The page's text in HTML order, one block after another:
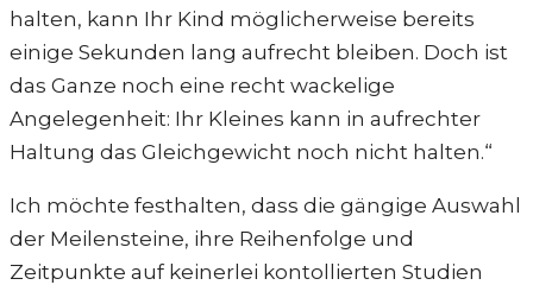
halten, kann Ihr Kind möglicherweise bereits
einige Sekunden lang aufrecht bleiben. Doch ist
das Ganze noch eine recht wackelige
Angelegenheit: Ihr Kleines kann in aufrechter
Haltung das Gleichgewicht noch nicht halten.“
Ich möchte festhalten, dass die gängige Auswahl
der Meilensteine, ihre Reihenfolge und
Zeitpunkte auf keinerlei kontollierten Studien